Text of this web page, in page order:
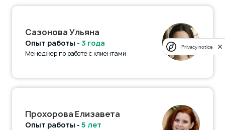
Сазонова Ульяна
Опыт работы - 3 года
Менеджер по работе с клиентами
Прохорова Елизавета
Опыт работы - 5 лет
Privacy notice